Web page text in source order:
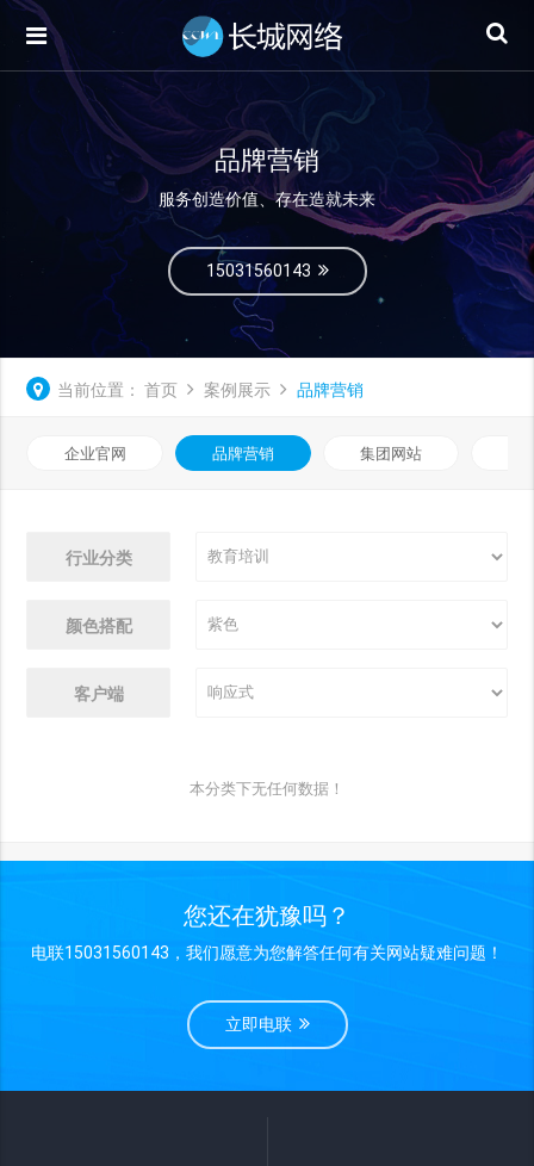
品牌营销
服务创造价值、存在造就未来
15031560143
当前位置： 首页 案例展示 品牌营销
企业官网 品牌营销 集团网站
行业分类
颜色搭配
客户端
本分类下无任何数据！
您还在犹豫吗？
电联15031560143，我们愿意为您解答任何有关网站疑难问题！
立即电联